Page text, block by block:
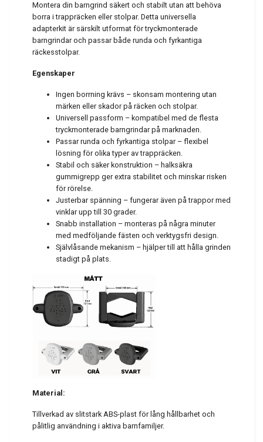
Montera din barngrind säkert och stabilt utan att behöva
borra i trappräcken eller stolpar. Detta universella
adapterkit är särskilt utformat för tryckmonterade
barngrindar och passar både runda och fyrkantiga
räckesstolpar.
Egenskaper
Ingen borrning krävs – skonsam montering utan
märken eller skador på räcken och stolpar.
Universell passform – kompatibel med de flesta
tryckmonterade barngrindar på marknaden.
Passar runda och fyrkantiga stolpar – flexibel
lösning för olika typer av trappräcken.
Stabil och säker konstruktion – halksäkra
gummigrepp ger extra stabilitet och minskar risken
för rörelse.
Justerbar spänning – fungerar även på trappor med
vinklar upp till 30 grader.
Snabb installation – monteras på några minuter
med medföljande fästen och verktygsfri design.
Självlåsande mekanism – hjälper till att hålla grinden
stadigt på plats.
Material:
Tillverkad av slitstark ABS-plast för lång hållbarhet och
pålitlig användning i aktiva barnfamiljer.